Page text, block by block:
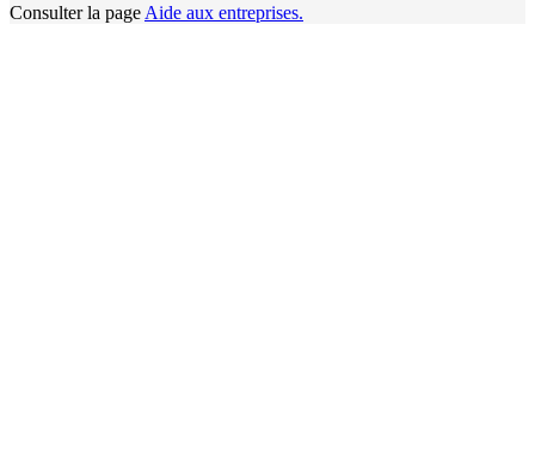
Consulter la page Aide aux entreprises.